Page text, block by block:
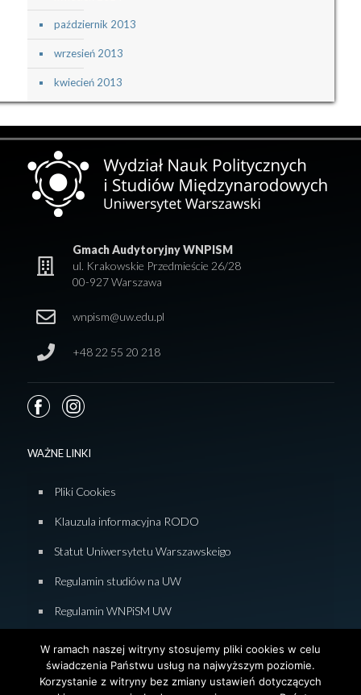
październik 2013
wrzesień 2013
kwiecień 2013
Gmach Audytoryjny WNPISM
ul. Krakowskie Przedmieście 26/28
00-927 Warszawa
wnpism@uw.edu.pl
+48 22 55 20 218
WAŻNE LINKI
Pliki Cookies
Klauzula informacyjna RODO
Statut Uniwersytetu Warszawskeigo
Regulamin studiów na UW
Regulamin WNPiSM UW
Deklaracja dostępności WNPiSM
W ramach naszej witryny stosujemy pliki cookies w celu
świadczenia Państwu usług na najwyższym poziomie.
Korzystanie z witryny bez zmiany ustawień dotyczących